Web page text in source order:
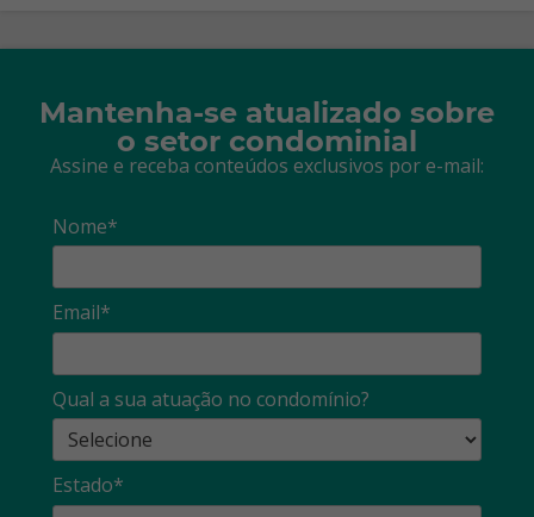
Mantenha-se atualizado sobre
o setor condominial
Assine e receba conteúdos exclusivos por e-mail:
Nome*
Email*
Qual a sua atuação no condomínio?
Estado*